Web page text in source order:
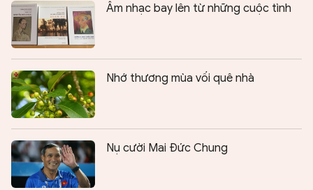
Âm nhạc bay lên từ những cuộc tình
Nhớ thương mùa vối quê nhà
Nụ cười Mai Đức Chung